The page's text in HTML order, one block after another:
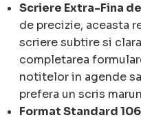
Scriere Extra-Fina
de precizie, aceasta
scriere subtire si
completarea
notitelor in agende
prefera un scris
Format Standard